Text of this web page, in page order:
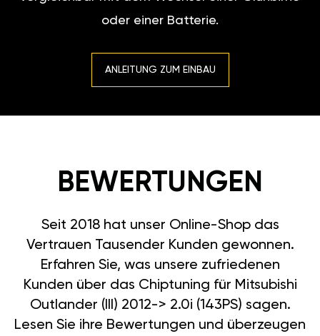
oder einer Batterie.
ANLEITUNG ZUM EINBAU
BEWERTUNGEN
Seit 2018 hat unser Online-Shop das
Vertrauen Tausender Kunden gewonnen.
Erfahren Sie, was unsere zufriedenen
Kunden über das Chiptuning für Mitsubishi
Outlander (III) 2012-> 2.0i (143PS) sagen.
Lesen Sie ihre Bewertungen und überzeugen